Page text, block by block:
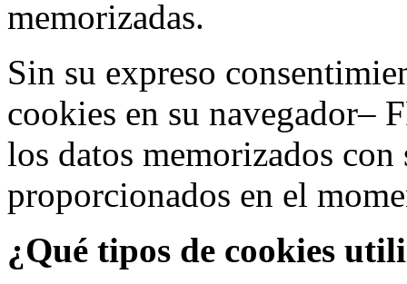
memorizadas.
Sin su expreso
cookies en su navegador–
los datos memorizados con
proporcionados en el
¿Qué tipos de cookies